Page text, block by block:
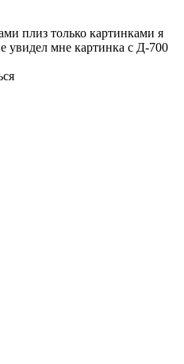
плиз только картинками я
увидел мне картинка с Д-700